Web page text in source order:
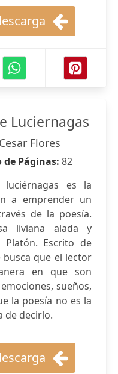
Luciernagas
Cesar Flores
de Páginas: 82
es la
a emprender un
de la poesía.
liviana alada y
Escrito de
busca que el lector
en que son
sueños,
la poesía no es la
de decirlo.